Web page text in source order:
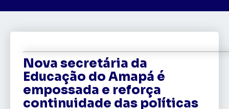
Nova secretária da
Educação do Amapá é
empossada e reforça
continuidade das políticas